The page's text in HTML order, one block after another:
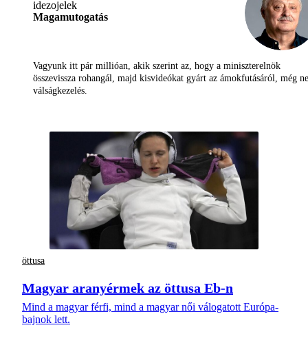
Magamutogatás
Vagyunk itt pár millióan, akik szerint az, hogy a miniszterelnök
összevissza rohangál, majd kisvideókat gyárt az ámokfutásáról, még
válságkezelés.
öttusa
Magyar aranyérmek az öttusa Eb-n
Mind a magyar férfi, mind a magyar női válogatott Európa-
bajnok lett.